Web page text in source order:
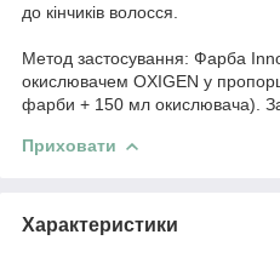
до кінчиків волосся.
Метод застосування: Фарба
окислювачем OXIGEN у
фарби + 150 мл окислювача).
Приховати
Характеристики